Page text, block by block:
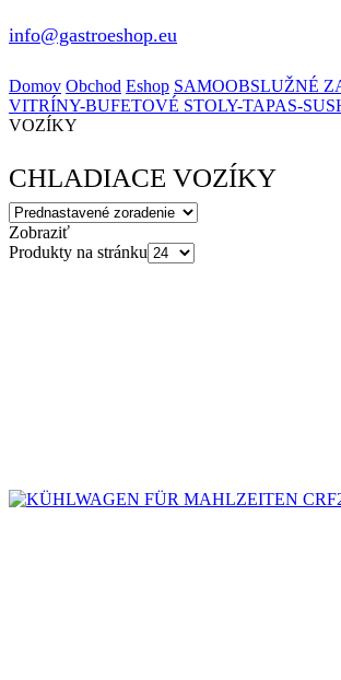
info@gastroeshop.eu
Domov Obchod Eshop SAMOOBSLUŽNÉ
VITRÍNY-BUFETOVÉ STOLY-TAPAS-
VOZÍKY
CHLADIACE VOZÍKY
Zobraziť
Produkty na stránku